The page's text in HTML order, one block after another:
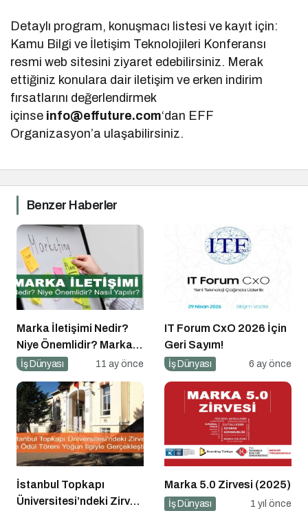
Detaylı program, konuşmacı listesi ve kayıt için:
Kamu Bilgi ve İletişim Teknolojileri Konferansı
resmi web sitesini ziyaret edebilirsiniz. Merak
ettiğiniz konulara dair iletişim ve erken indirim
fırsatlarını değerlendirmek
içinse info@effuture.com‘dan EFF
Organizasyon’a ulaşabilirsiniz.
Benzer Haberler
Marka İletişimi Nedir?
Niye Önemlidir? Marka
İletişimi Nasıl Yapılır?
İş Dünyası 11 ay önce
IT Forum CxO 2026 İçin
Geri Sayım!
İş Dünyası 6 ay önce
İstanbul Topkapı
Üniversitesi’ndeki Zirve
Marka 5.0 Zirvesi (2025)
İş Dünyası 1 yıl önce